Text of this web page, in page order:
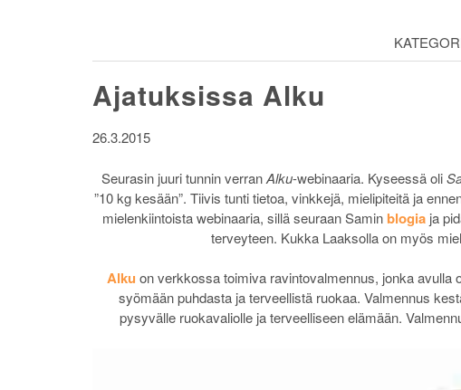
Ajatuksissa Alku
26.3.2015
Seurasin juuri tunnin verranAlku-webinaaria. Kyseessä oli
”10 kg kesään”. Tiivis tunti tietoa, vinkkejä, mielipiteitä ja
mielenkiintoista webinaaria, sillä seuraan Samin blogiaja
terveyteen. Kukka Laaksolla on myös
Alku on verkkossa toimiva ravintovalmennus, jonka avulla
syömään puhdasta ja terveellistä ruokaa. Valmennus
pysyvälle ruokavaliolle ja terveelliseen elämään.